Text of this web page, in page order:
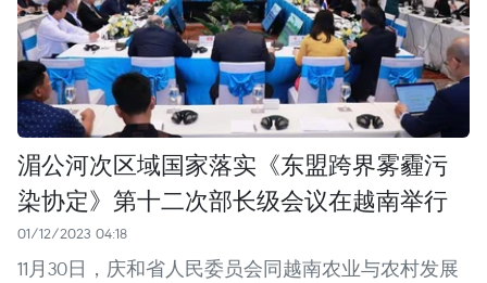
湄公河次区域国家落实《东盟跨界雾霾污
染协定》第十二次部长级会议在越南举行
01/12/2023 04:18
11月30日，庆和省人民委员会同越南农业与农村发展